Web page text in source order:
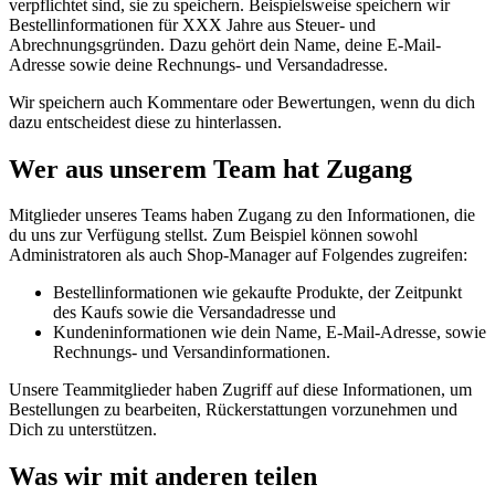
verpflichtet sind, sie zu speichern. Beispielsweise speichern wir
Bestellinformationen für XXX Jahre aus Steuer- und
Abrechnungsgründen. Dazu gehört dein Name, deine E-Mail-
Adresse sowie deine Rechnungs- und Versandadresse.
Wir speichern auch Kommentare oder Bewertungen, wenn du dich
dazu entscheidest diese zu hinterlassen.
Wer aus unserem Team hat Zugang
Mitglieder unseres Teams haben Zugang zu den Informationen, die
du uns zur Verfügung stellst. Zum Beispiel können sowohl
Administratoren als auch Shop-Manager auf Folgendes zugreifen:
Bestellinformationen wie gekaufte Produkte, der Zeitpunkt
des Kaufs sowie die Versandadresse und
Kundeninformationen wie dein Name, E-Mail-Adresse, sowie
Rechnungs- und Versandinformationen.
Unsere Teammitglieder haben Zugriff auf diese Informationen, um
Bestellungen zu bearbeiten, Rückerstattungen vorzunehmen und
Dich zu unterstützen.
Was wir mit anderen teilen